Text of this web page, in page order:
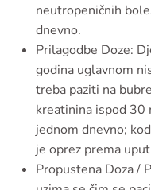
neutropeničnih
dnevno.
Prilagodbe Doze:
godina uglavnom
treba paziti na
kreatinina ispod
jednom dnevno;
je oprez prema
Propustena Doza /